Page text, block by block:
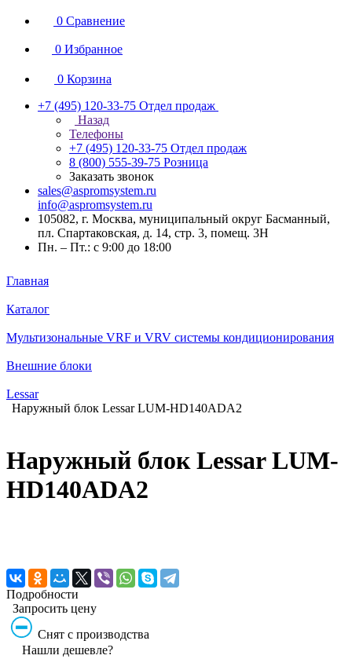
0 Сравнение
0 Избранное
0 Корзина
+7 (495) 120-33-75 Отдел продаж
Назад
Телефоны
+7 (495) 120-33-75 Отдел продаж
8 (800) 555-39-75 Розница
Заказать звонок
sales@aspromsystem.ru
info@aspromsystem.ru
105082, г. Москва, муниципальный округ Басманный,
пл. Спартаковская, д. 14, стр. 3, помещ. 3Н
Пн. – Пт.: с 9:00 до 18:00
Главная
Каталог
Мультизональные VRF и VRV системы кондиционирования
Внешние блоки
Lessar
Наружный блок Lessar LUM-HD140ADA2
Наружный блок Lessar LUM-
HD140ADA2
Подробности
Запросить цену
Снят с производства
Нашли дешевле?